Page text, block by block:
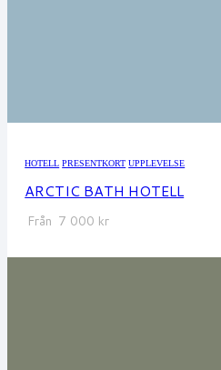
HOTELL PRESENTKORT UPPLEVELSE
ARCTIC BATH HOTELL
Från 7 000 kr